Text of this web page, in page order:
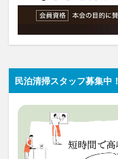
民泊清掃スタッフ募集中！